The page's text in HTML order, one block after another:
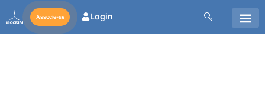
Associe-se Login